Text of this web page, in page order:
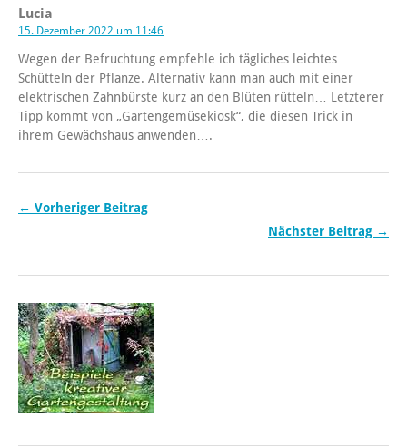
Lucia
15. Dezember 2022 um 11:46
Wegen der Befruchtung empfehle ich tägliches leichtes
Schütteln der Pflanze. Alternativ kann man auch mit einer
elektrischen Zahnbürste kurz an den Blüten rütteln… Letzterer
Tipp kommt von „Gartengemüsekiosk“, die diesen Trick in
ihrem Gewächshaus anwenden….
← Vorheriger Beitrag
Nächster Beitrag →